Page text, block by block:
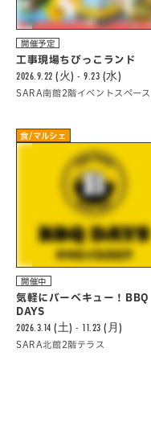
開催予定
工事現場ちびっこランド
2026.9.22 (火) - 9.23 (水)
SARA南館2階イベントスペース
食/マルシェ
開催中
気軽にバーべキュー！BBQ
DAYS
2026.3.14 (土) - 11.23 (月)
SARA北館2階テラス